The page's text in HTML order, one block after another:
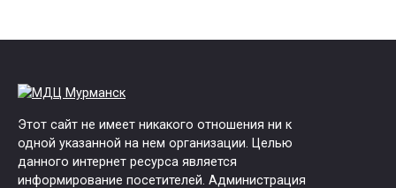
Этот сайт не имеет никакого отношения ни к
одной указанной на нем организации. Целью
данного интернет ресурса является
информирование посетителей. Администрация